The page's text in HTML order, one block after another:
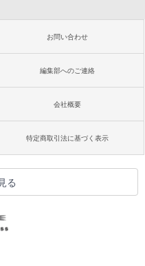
お問い合わせ
編集部へのご連絡
会社概要
特定商取引法に基づく表示
る